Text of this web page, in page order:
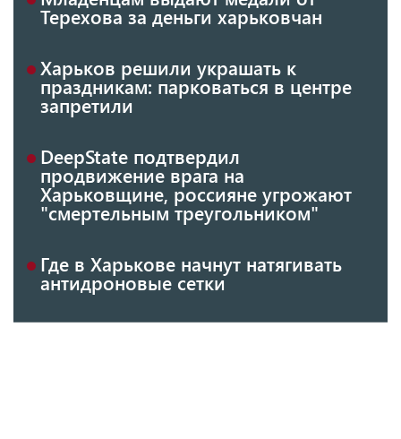
Терехова за деньги харьковчан
Харьков решили украшать к
праздникам: парковаться в центре
запретили
DeepState подтвердил
продвижение врага на
Харьковщине, россияне угрожают
"смертельным треугольником"
Где в Харькове начнут натягивать
антидроновые сетки